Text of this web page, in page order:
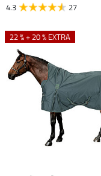
4.3
27
22 % + 20 % EXTRA